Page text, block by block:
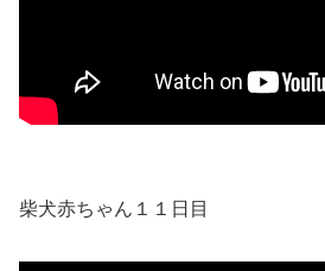
柴犬赤ちゃん１１日目